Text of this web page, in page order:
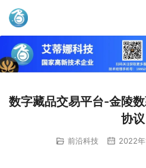
艾蒂娜科技
数字藏品交易平台-金陵
协议
前沿科技 2022